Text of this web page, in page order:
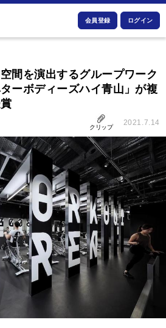
会員登録 ログイン
間を演出するグループワーク
ーボディーズハイ青山」が複
クリップ
2021.7.14